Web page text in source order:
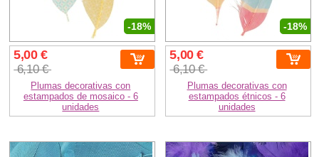
-18%
5,00 €
6,10 €
Plumas decorativas con
estampados de mosaico - 6
unidades
-18%
5,00 €
6,10 €
Plumas decorativas con
estampados étnicos - 6
unidades